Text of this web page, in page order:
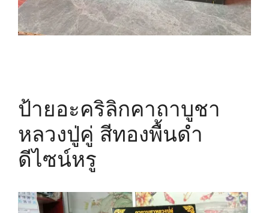
ป้ายอะคริลิกคาถาบูชา
หลวงปู่คู่ สีทองพื้นดำ
ดีไซน์หรู